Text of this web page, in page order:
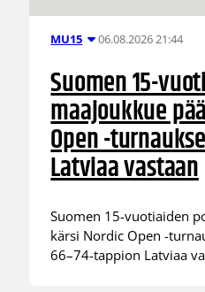
MU15 06.08.2026 21:44
Suomen 15-
maajoukkue
Open -
Latviaa vastaan
Suomen 15-vuotiaiden
kärsi Nordic Open -
66–74-tappion Latviaa